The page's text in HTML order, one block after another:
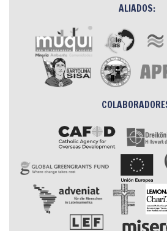
ALIADOS: